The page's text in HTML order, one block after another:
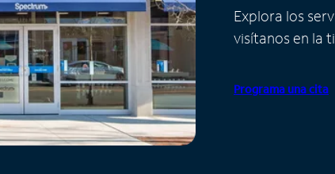
Explora los
visítanos en la
Programa una cita